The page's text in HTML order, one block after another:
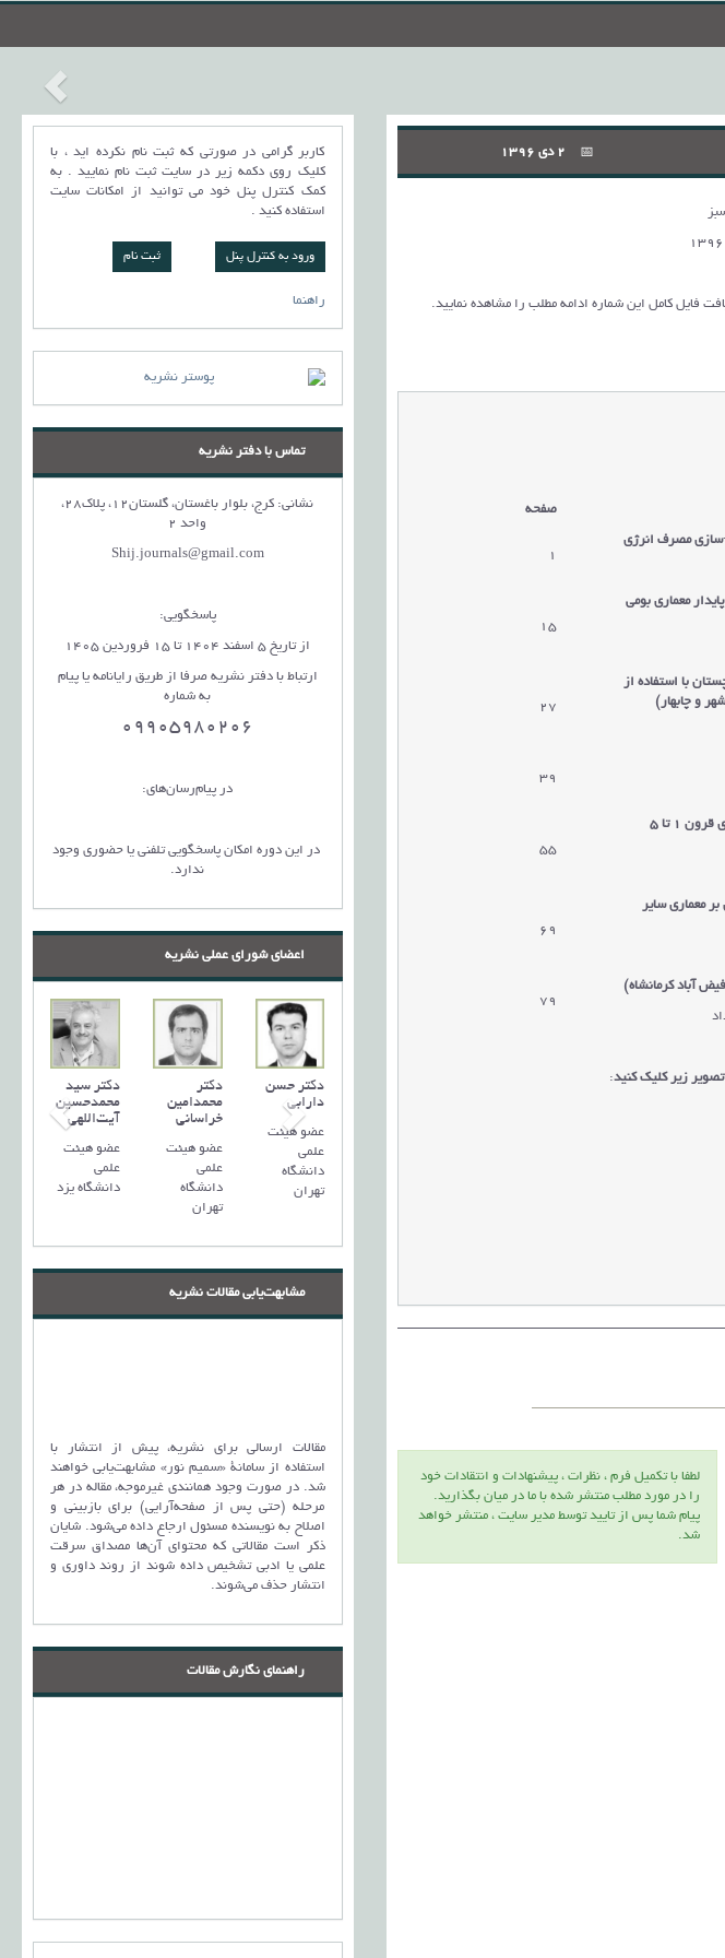
فایل کامل این شماره ادامه مطلب را مشاهده نمایید.
صفحه
سازی مصرف انرژی
1
معماری بومی
15
با استفاده از
و چابهار)
27
39
بررسی تأثیر هنر گچبری دوران ساسانی بر تزئینات گچبری معماری قرون 1 تا 5
55
معماری سایر
69
فیض آباد کرمانشاه)
79
زیر کلیک کنید:
لطفا با تكميل فرم ، نظرات ، پيشنهادات و انتقادات خود
را در مورد مطلب منتشر شده با ما در ميان بگذاريد.
پيام شما پس از تاييد توسط مدير سايت ، منتشر خواهد
شد.
کاربر گرامی در صورتی که ثبت نام نکرده اید ، با
کلیک روی دکمه زیر در سایت ثبت نام نمایید . به
کمک کنترل پنل خود می توانید از امکانات سایت
استفاده کنید .
ورود به کنترل پنل
راهنما
تماس با دفتر نشریه
نشانی: کرج، بلوار باغستان، گلستان12، پلاک28،
واحد 2
Shij.journals@gmail.com
پاسخگویی:
از تاریخ 5 اسفند 1404 تا 15 فروردین 1405
ارتباط با دفتر نشریه صرفا از طریق رایانامه یا پیام
به شماره
09905980206
در پیام‌رسان‌های:
در این دوره امکان پاسخگویی تلفنی یا حضوری وجود
ندارد.
اعضای شورای عملی نشریه
دکتر سید
محمد‌حسین
آیت‌اللهی
عضو هیئت
علمی
دانشگاه یزد
دکتر
محمدامین
خراسانی
عضو هیئت
علمی
دانشگاه
تهران
دکتر حسن
دارابی
عضو هیئت
علمی
دانشگاه
تهران
مشابهت‌یابی مقالات نشریه
مقالات ارسالی برای نشریه، پیش از انتشار با
استفاده از سامانۀ «سمیم نور» مشابهت‌یابی خواهند
شد. در صورت وجود همانندی غیرموجه، مقاله در هر
مرحله (حتی پس از صفحه‌آرایی) برای بازبینی و
اصلاح به نویسنده مسئول ارجاع داده می‌شود. شایان
ذکر است مقالاتی که محتوای آن‌ها مصداق سرقت
علمی یا ادبی تشخیص داده شوند از روند داوری و
انتشار حذف می‌شوند.
راهنمای نگارش مقالات